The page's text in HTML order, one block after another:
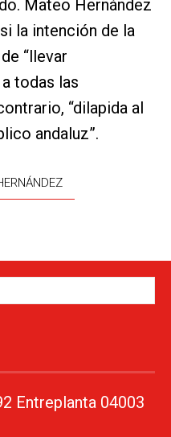
Mateo Hernández
la intención de la
“llevar
todas las
“dilapida al
andaluz”.
Entreplanta 04003